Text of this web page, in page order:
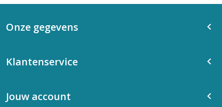
Onze gegevens
Klantenservice
Jouw account